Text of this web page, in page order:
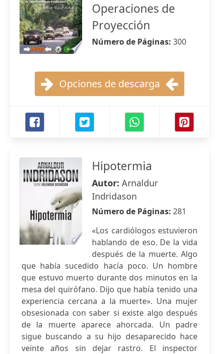
Operaciones de
Proyección
Número de Páginas: 300
Opciones de descarga
Hipotermia
Autor: Arnaldur
Indridason
Número de Páginas: 281
«Los cardiólogos estuvieron
hablando de eso. De la vida
después de la muerte. Algo
que había sucedido hacía poco. Un hombre
que estuvo muerto durante dos minutos en la
mesa del quirófano. Dijo que había tenido una
experiencia cercana a la muerte». Una mujer
obsesionada con saber si existe algo después
de la muerte aparece ahorcada. Un padre
sigue buscando a su hijo desaparecido hace
veinte años sin dejar rastro. El inspector